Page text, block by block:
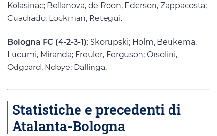
Kolasinac; Bellanova, de Roon, Ederson, Zappacosta;
Cuadrado, Lookman; Retegui.
Bologna FC (4-2-3-1): Skorupski; Holm, Beukema,
Lucumi, Miranda; Freuler, Ferguson; Orsolini,
Odgaard, Ndoye; Dallinga.
Statistiche e precedenti di
Atalanta-Bologna